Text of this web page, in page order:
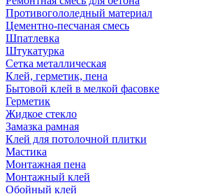
Противогололедный материал
Цементно-песчаная смесь
Шпатлевка
Штукатурка
Сетка металлическая
Клей, герметик, пена
Бытовой клей в мелкой фасовке
Герметик
Жидкое стекло
Замазка рамная
Клей для потолочной плитки
Мастика
Монтажная пена
Монтажный клей
Обойный клей